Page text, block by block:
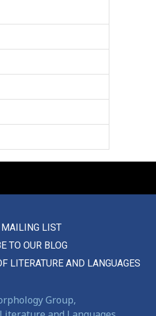
LIST
TO OUR BLOG
LITERATURE AND LANGUAGES
Group,